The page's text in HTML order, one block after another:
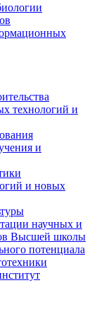
технологий и
и
и новых
научных и
Высшей школы
потенциала